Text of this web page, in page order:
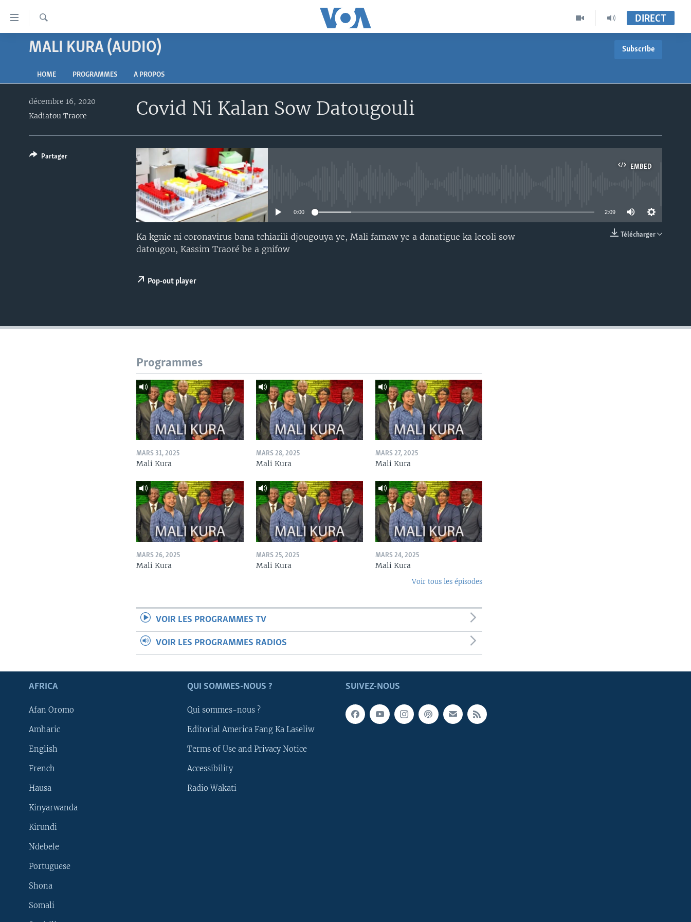
d'accessibilité
principal
navigation
principale
MALI KURA
TABALE
AN BA FO!
MALI
ÉTATS-UNIS
SUIVEZ-NOUS
Recherche
DIRECT
MALI KURA (AUDIO) Subscribe
HOME PROGRAMMES A PROPOS
Covid Ni Kalan Sow Datougouli
décembre 16, 2020
Kadiatou Traore
EMBED
0:00 2:09
Télécharger
Ka kgnie ni coronavirus bana tchiarili djougouya ye, Mali famaw ye a danatigue ka lecoli sow
datougou, Kassim Traoré be a gnifow
Pop-out player
Partager
Programmes
MARS 31, 2025
Mali Kura
MARS 28, 2025
Mali Kura
MARS 27, 2025
Mali Kura
MARS 26, 2025
Mali Kura
MARS 25, 2025
Mali Kura
MARS 24, 2025
Mali Kura
Voir tous les épisodes
VOIR LES PROGRAMMES TV
VOIR LES PROGRAMMES RADIOS
SUIVEZ-NOUS
AFRICA
Afan Oromo
Amharic
English
French
Hausa
Kinyarwanda
Kirundi
Ndebele
Portuguese
Shona
Somali
QUI SOMMES-NOUS ?
Qui sommes-nous ?
Editorial America Fang Ka Laseliw
Terms of Use and Privacy Notice
Accessibility
Radio Wakati